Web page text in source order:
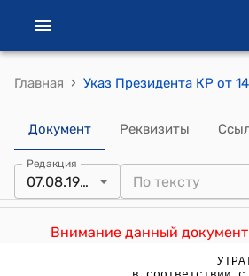
Главная ›
Документ Реквизиты
Редакция
07.08.1995
Внимание данный документ